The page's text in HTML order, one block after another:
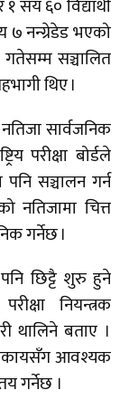
६० विद्यार्थी
७ नन्ग्रेडेड भएको
सञ्चालित
थिए ।
सार्वजनिक
परीक्षा बोर्डले
सञ्चालन गर्न
नतिजामा चित्त
गर्नेछ ।
पनि छिट्टै शुरु हुने
नियन्त्रक
थालिने बताए ।
आवश्यक
गर्नेछ ।